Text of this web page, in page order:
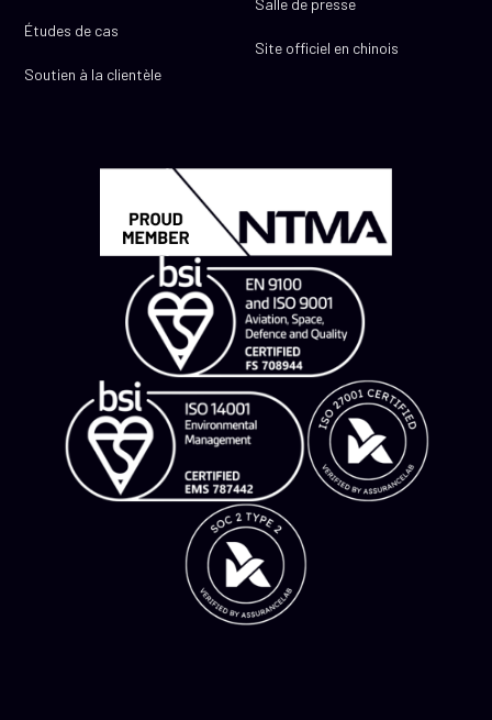
Études de cas
Soutien à la clientèle
Salle de presse
Site officiel en chinois